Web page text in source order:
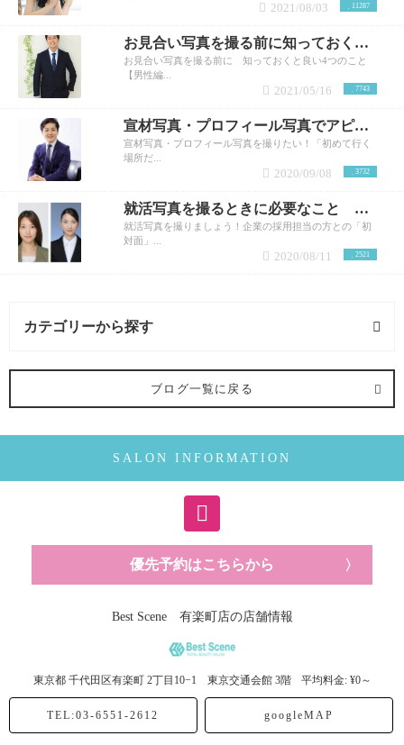
11287
2021/08/03
お見合い写真を撮る前に知っておくと良い話 男性編
お見合い写真を撮る前に 知っておくと良い4つのこと
【男性編...
7743
2021/05/16
宣材写真・プロフィール写真でアピール！
宣材写真・プロフィール写真を撮りたい！「初めて行く
場所だ...
3732
2020/09/08
就活写真を撮るときに必要なこと 早くきれいに撮るには
就活写真を撮りましょう！企業の採用担当の方との「初
対面」...
2521
2020/08/11
カテゴリーから探す
写真 (7記事)
ブログ一覧に戻る
SALON INFORMATION
優先予約はこちらから
Best Scene 有楽町店の店舗情報
東京都 千代田区有楽町 2丁目10−1 東京交通会館 3階 平均料金: ¥0～
TEL:03-6551-2612 googleMAP